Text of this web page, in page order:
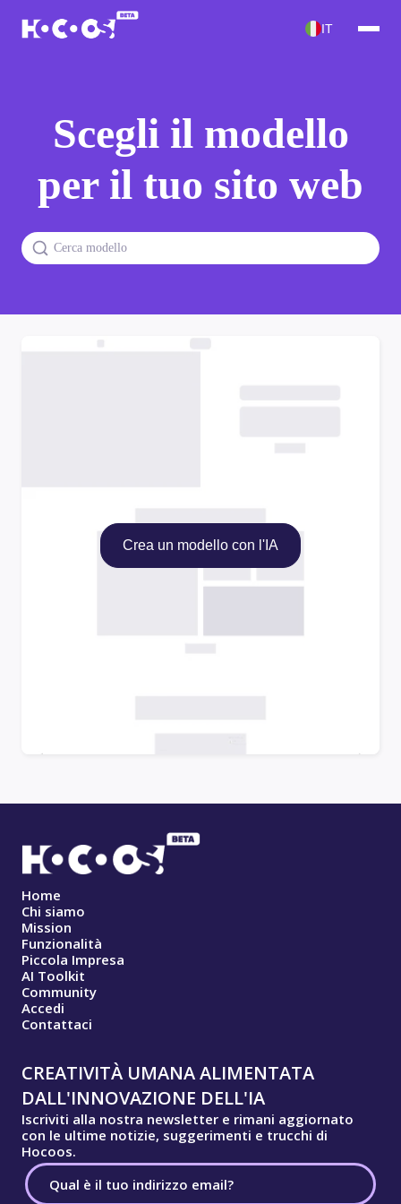
IT
Scegli il modello
per il tuo sito web
Crea un modello con l'IA
Home
Chi siamo
Mission
Funzionalità
Piccola Impresa
AI Toolkit
Community
Accedi
Contattaci
CREATIVITÀ UMANA ALIMENTATA
DALL'INNOVAZIONE DELL'IA
Iscriviti alla nostra newsletter e rimani aggiornato
con le ultime notizie, suggerimenti e trucchi di
Hocoos.